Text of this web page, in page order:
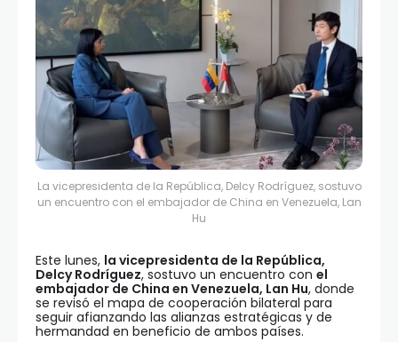
La vicepresidenta de la República, Delcy Rodríguez, sostuvo
un encuentro con el embajador de China en Venezuela, Lan
Hu
Este lunes, la vicepresidenta de la República,
Delcy Rodríguez, sostuvo un encuentro con el
embajador de China en Venezuela, Lan Hu, donde
se revisó el mapa de cooperación bilateral para
seguir afianzando las alianzas estratégicas y de
hermandad en beneficio de ambos países.